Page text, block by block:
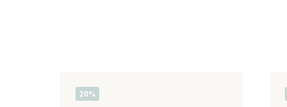
20%